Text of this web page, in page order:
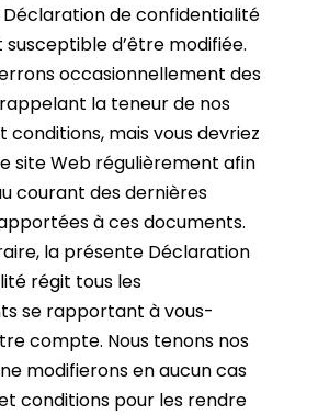
de confidentialité
d’être modifiée.
occasionnellement des
la teneur de nos
mais vous devriez
site Web régulièrement afin
courant des dernières
à ces documents.
la présente Déclaration
régit tous les
se rapportant à vous-
compte. Nous tenons nos
modifierons en aucun cas
conditions pour les rendre